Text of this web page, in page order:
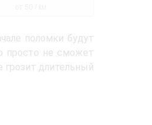
поломки будут
просто не сможет
длительный